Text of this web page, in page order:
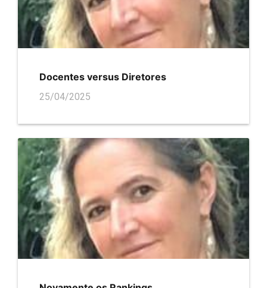
Docentes versus Diretores
25/04/2025